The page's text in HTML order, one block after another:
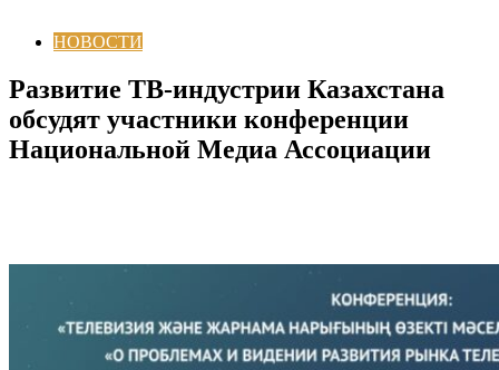
НОВОСТИ
Развитие ТВ-индустрии Казахстана
обсудят участники конференции
Национальной Медиа Ассоциации